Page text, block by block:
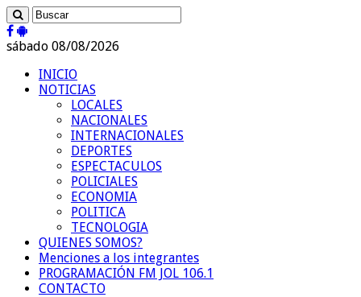
sábado 08/08/2026
INICIO
NOTICIAS
LOCALES
NACIONALES
INTERNACIONALES
DEPORTES
ESPECTACULOS
POLICIALES
ECONOMIA
POLITICA
TECNOLOGIA
QUIENES SOMOS?
Menciones a los integrantes
PROGRAMACIÓN FM JOL 106.1
CONTACTO